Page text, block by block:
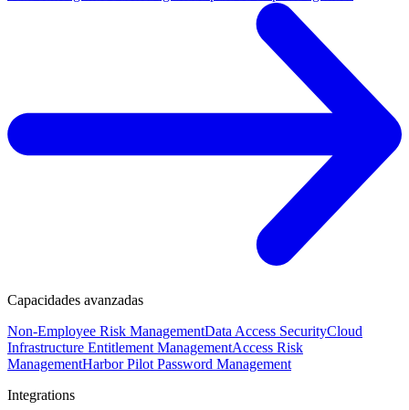
Capacidades avanzadas
Non-Employee Risk ManagementData Access SecurityCloud
Infrastructure Entitlement ManagementAccess Risk
ManagementHarbor Pilot Password Management
Integrations